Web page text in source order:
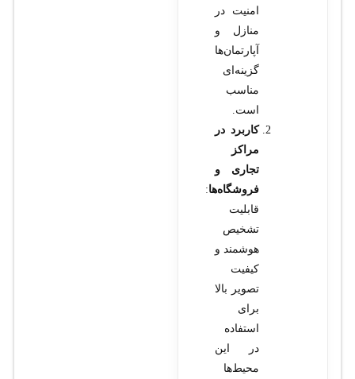
امنیت در
منازل و
آپارتمان‌ها
گزینه‌ای
مناسب
است.
کاربرد در
مراکز
تجاری و
فروشگاه‌ها:
قابلیت
تشخیص
هوشمند و
کیفیت
تصویر بالا
برای
استفاده
در این
محیط‌ها